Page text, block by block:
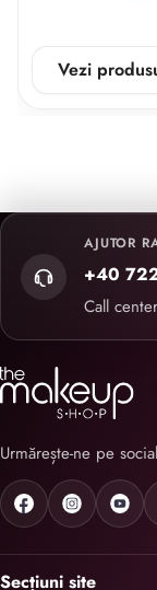
Vezi
AJUTOR
+40
Call
Urmărește-ne pe
Secțiuni site